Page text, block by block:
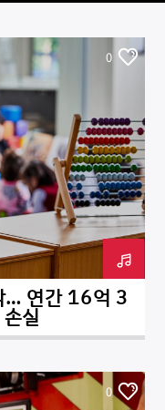
0
… 연간 16억 3
실
0